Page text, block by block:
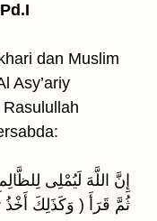
dan Muslim
Asy’ariy
ثُمَّ قَرَأَ ( وَكَذَلِكَ